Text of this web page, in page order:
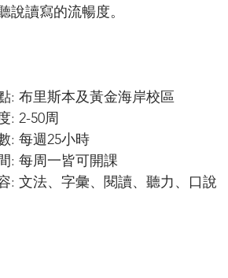
說讀寫的流暢度。
: 布里斯本及黃金海岸校區
: 2-50周
: 每週25小時
: 每周一皆可開課
: 文法、字彙、閱讀、聽力、口說